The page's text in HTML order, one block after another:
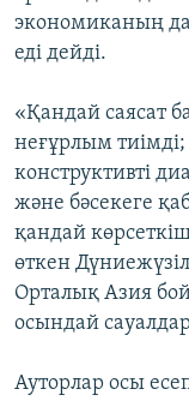
экономиканың
еді дейді.
«Қандай саясат
неғұрлым
конструктивті
және бәсекеге
қандай
өткен
Орталық Азия
осындай
Ауторлар осы